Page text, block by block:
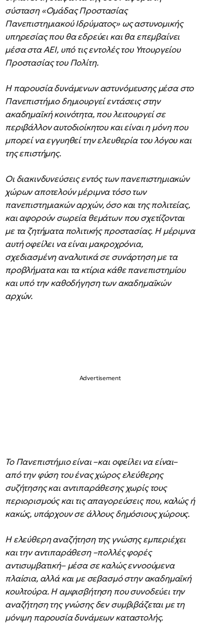
σύσταση «Ομάδας Προστασίας
Πανεπιστημιακού Ιδρύματος» ως αστυνομικής
υπηρεσίας που θα εδρεύει και θα επεμβαίνει
μέσα στα ΑΕΙ, υπό τις εντολές του Υπουργείου
Προστασίας του Πολίτη.
Η παρουσία δυνάμενων αστυνόμευσης μέσα στο
Πανεπιστήμιο δημιουργεί εντάσεις στην
ακαδημαϊκή κοινότητα, που λειτουργεί σε
περιβάλλον αυτοδιοίκητου και είναι η μόνη που
μπορεί να εγγυηθεί την ελευθερία του λόγου και
της επιστήμης.
Οι διακινδυνεύσεις εντός των πανεπιστημιακών
χώρων αποτελούν μέριμνα τόσο των
πανεπιστημιακών αρχών, όσο και της πολιτείας,
και αφορούν σωρεία θεμάτων που σχετίζονται
με τα ζητήματα πολιτικής προστασίας. Η μέριμνα
αυτή οφείλει να είναι μακροχρόνια,
σχεδιασμένη αναλυτικά σε συνάρτηση με τα
προβλήματα και τα κτίρια κάθε πανεπιστημίου
και υπό την καθοδήγηση των ακαδημαϊκών
αρχών.
Το Πανεπιστήμιο είναι –και οφείλει να είναι–
από την φύση του ένας χώρος ελεύθερης
συζήτησης και αντιπαράθεσης χωρίς τους
περιορισμούς και τις απαγορεύσεις που, καλώς ή
κακώς, υπάρχουν σε άλλους δημόσιους χώρους.
Η ελεύθερη αναζήτηση της γνώσης εμπεριέχει
και την αντιπαράθεση –πολλές φορές
αντισυμβατική– μέσα σε καλώς εννοούμενα
πλαίσια, αλλά και με σεβασμό στην ακαδημαϊκή
κουλτούρα. Η αμφισβήτηση που συνοδεύει την
αναζήτηση της γνώσης δεν συμβιβάζεται με τη
μόνιμη παρουσία δυνάμεων καταστολής.